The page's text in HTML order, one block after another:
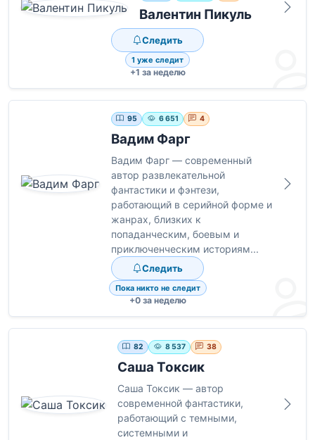
Валентин Пикуль
Следить
1 уже следит
+1 за неделю
95 6 651 4
Вадим Фарг
Вадим Фарг — современный
автор развлекательной
фантастики и фэнтези,
работающий в серийной форме и
жанрах, близких к
попаданческим, боевым и
приключенческим историям...
Следить
Пока никто не следит
+0 за неделю
82 8 537 38
Саша Токсик
Саша Токсик — автор
современной фантастики,
работающий с темными,
системными и